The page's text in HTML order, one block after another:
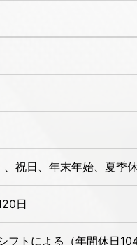
祝日、年末年始、夏季
日
トによる（年間休日104